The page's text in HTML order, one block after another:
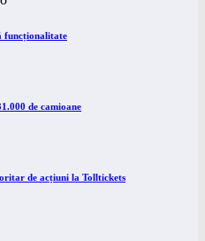
funcționalitate
de camioane
de acțiuni la Tolltickets